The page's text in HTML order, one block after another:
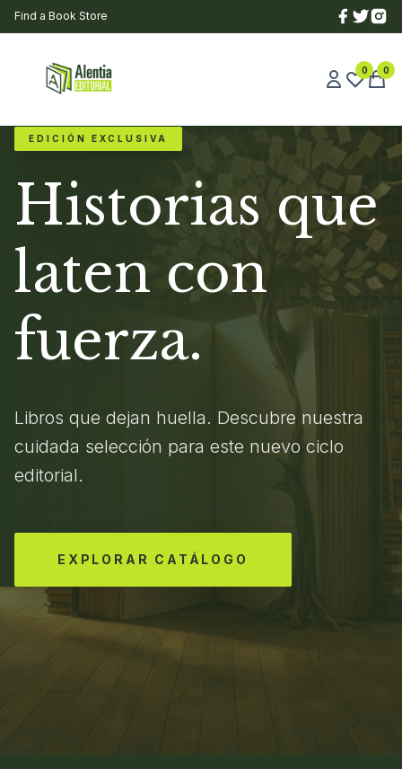
Find a Book Store
0 0
EDICIÓN EXCLUSIVA
Historias que
laten con
fuerza.
Libros que dejan huella. Descubre nuestra
cuidada selección para este nuevo ciclo
editorial.
EXPLORAR CATÁLOGO